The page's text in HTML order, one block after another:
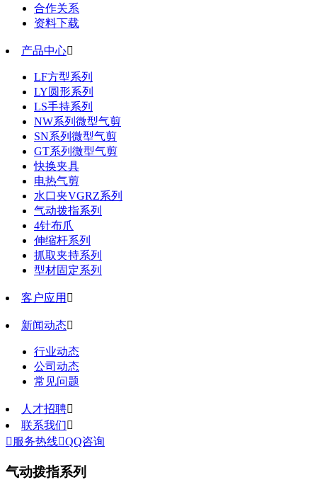
合作关系
资料下载
产品中心
LF方型系列
LY圆形系列
LS手持系列
NW系列微型气剪
SN系列微型气剪
GT系列微型气剪
快换夹具
电热气剪
水口夹VGRZ系列
气动拨指系列
4针布爪
伸缩杆系列
抓取夹持系列
型材固定系列
客户应用 
新闻动态
行业动态
公司动态
常见问题
人才招聘
联系我们
 服务热线QQ咨询
气动拨指系列